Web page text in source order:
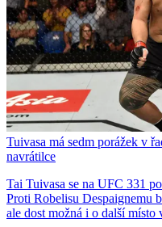
Tuivasa má sedm porážek v
navrátilce
Tai Tuivasa se na UFC 331
Proti Robelisu Despaignemu
ale dost možná i o další místo